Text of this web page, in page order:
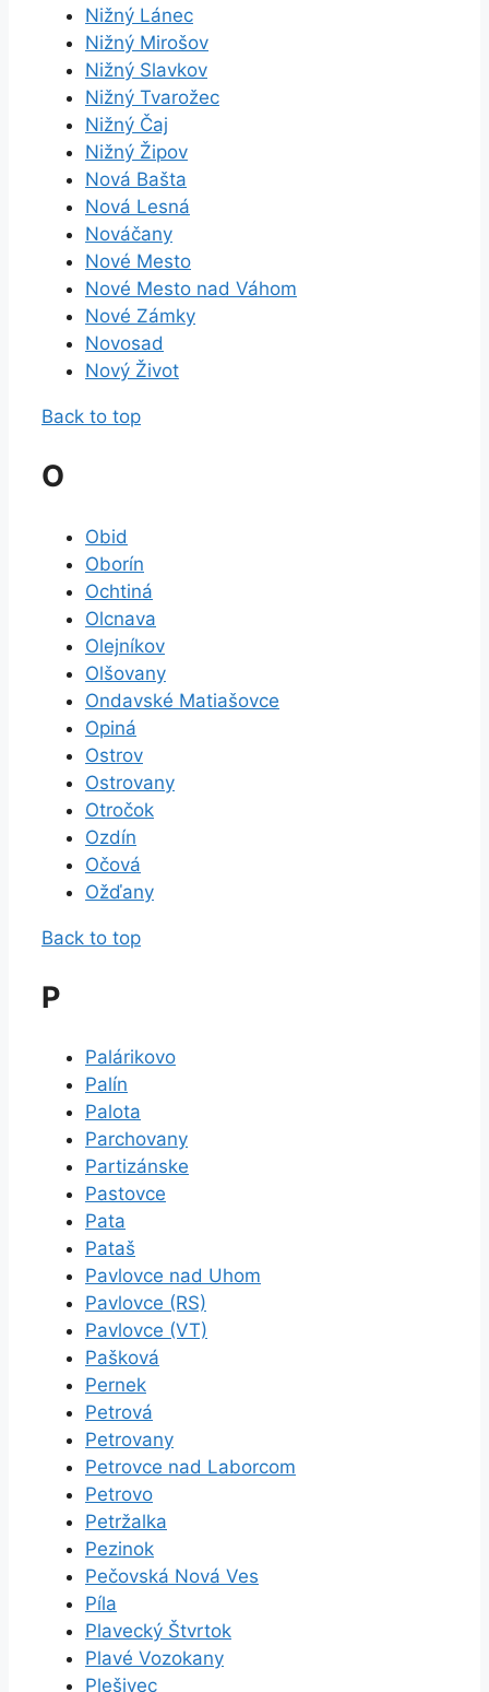
Nižný Lánec
Nižný Mirošov
Nižný Slavkov
Nižný Tvarožec
Nižný Čaj
Nižný Žipov
Nová Bašta
Nová Lesná
Nováčany
Nové Mesto
Nové Mesto nad Váhom
Nové Zámky
Novosad
Nový Život
Back to top
O
Obid
Oborín
Ochtiná
Olcnava
Olejníkov
Olšovany
Ondavské Matiašovce
Opiná
Ostrov
Ostrovany
Otročok
Ozdín
Očová
Ožďany
Back to top
P
Palárikovo
Palín
Palota
Parchovany
Partizánske
Pastovce
Pata
Pataš
Pavlovce nad Uhom
Pavlovce (RS)
Pavlovce (VT)
Pašková
Pernek
Petrová
Petrovany
Petrovce nad Laborcom
Petrovo
Petržalka
Pezinok
Pečovská Nová Ves
Píla
Plavecký Štvrtok
Plavé Vozokany
Plešivec